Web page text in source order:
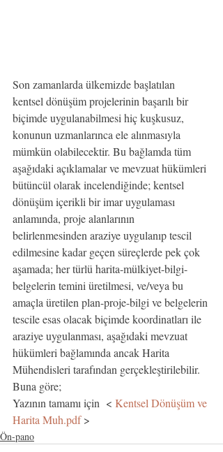
Son zamanlarda ülkemizde başlatılan
kentsel dönüşüm projelerinin başarılı bir
biçimde uygulanabilmesi hiç kuşkusuz,
konunun uzmanlarınca ele alınmasıyla
mümkün olabilecektir. Bu bağlamda tüm
aşağıdaki açıklamalar ve mevzuat hükümleri
bütüncül olarak incelendiğinde; kentsel
dönüşüm içerikli bir imar uygulaması
anlamında, proje alanlarının
belirlenmesinden araziye uygulanıp tescil
edilmesine kadar geçen süreçlerde pek çok
aşamada; her türlü harita-mülkiyet-bilgi-
belgelerin temini üretilmesi, ve/veya bu
amaçla üretilen plan-proje-bilgi ve belgelerin
tescile esas olacak biçimde koordinatları ile
araziye uygulanması, aşağıdaki mevzuat
hükümleri bağlamında ancak Harita
Mühendisleri tarafından gerçekleştirilebilir.
Buna göre;
Yazının tamamı için  < Kentsel Dönüşüm ve
Harita Muh.pdf >
Ön-pano